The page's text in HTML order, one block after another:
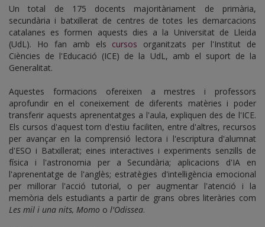
Un total de 175 docents majoritàriament de primària,
secundària i batxillerat de centres de totes les demarcacions
catalanes es formen aquests dies a la Universitat de Lleida
(UdL). Ho fan amb els cursos organitzats per l'Institut de
Ciències de l'Educació (ICE) de la UdL, amb el suport de la
Generalitat.
Aquestes formacions ofereixen a mestres i professors
aprofundir en el coneixement de diferents matèries i poder
transferir aquests aprenentatges a l'aula, expliquen des de l'ICE.
Els cursos d'aquest torn d'estiu faciliten, entre d'altres, recursos
per avançar en la comprensió lectora i l'escriptura d'alumnat
d'ESO i Batxillerat; eines interactives i experiments senzills de
física i l'astronomia per a Secundària; aplicacions d'IA en
l'aprenentatge de l'anglès; estratègies d'intel·ligència emocional
per millorar l'acció tutorial, o per augmentar l'atenció i la
memòria dels estudiants a partir de grans obres literàries com
Les mil i una nits, Momo o l'Odissea.